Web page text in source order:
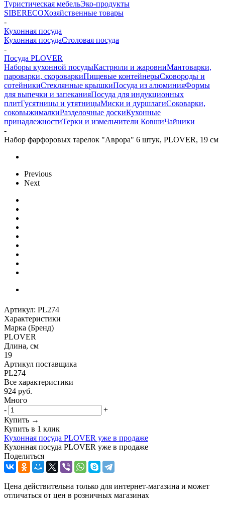
Туристическая мебельЭко-продукты
SIBERECOХозяйственные товары
-
Кухонная посуда
Кухонная посудаСтоловая посуда
-
Посуда PLOVER
Наборы кухонной посудыКастрюли и жаровниМантоварки,
пароварки, скороваркиПищевые контейнерыСковороды и
сотейникиСтеклянные крышкиПосуда из алюминияФормы
для выпечки и запеканияПосуда для индукционных
плитГусятницы и утятницыМиски и дуршлагиСоковарки,
соковыжималкиРазделочные доскиКухонные
принадлежностиТерки и измельчители КовшиЧайники
-
Набор фарфоровых тарелок "Аврора" 6 штук, PLOVER, 19 см
Previous
Next
Артикул: PL274
Характеристики
Марка (Бренд)
PLOVER
Длина, см
19
Артикул поставщика
PL274
Все характеристики
924 руб.
Много
-
+
Купить →
Купить в 1 клик
Кухонная посуда PLOVER уже в продаже
Кухонная посуда PLOVER уже в продаже
Поделиться
Цена действительна только для интернет-магазина и может
отличаться от цен в розничных магазинах